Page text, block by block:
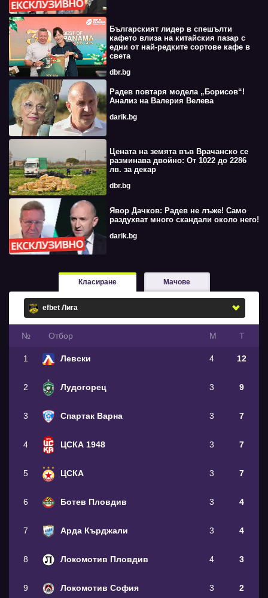
Българският лидер в спешълти
кафето влиза на китайския пазар с
едни от най-редките сортове кафе в
света
dbr.bg
Радев повтаря модела „Борисов“!
Анализ на Валерия Велева
darik.bg
Цената на земята във Врачанско се
разминава двойно: От 1022 до 2286
лв. за декар
dbr.bg
Явор Дачков: Радев не лъже! Само
раздухват много скандали около него!
darik.bg
Класиране Мачове
№ Oтбор М Т
1 Левски 4 12
2 Лудогорец 3 9
3 Спартак Варна 3 7
4 ЦСКА 1948 3 7
5 ЦСКА 3 7
6 Ботев Пловдив 3 4
7 Арда Кърджали 3 4
8 Локомотив Пловдив 4 3
9 Локомотив София 3 2